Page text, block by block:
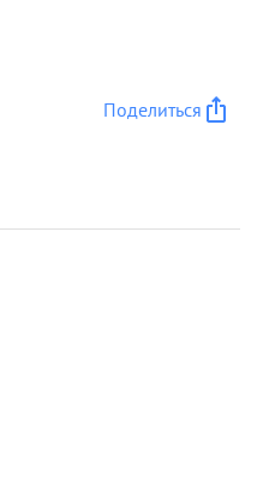
Поделиться